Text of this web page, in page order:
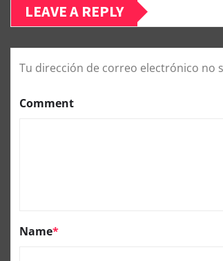
LEAVE A REPLY
Tu dirección de correo electrónico no
Comment
Name*